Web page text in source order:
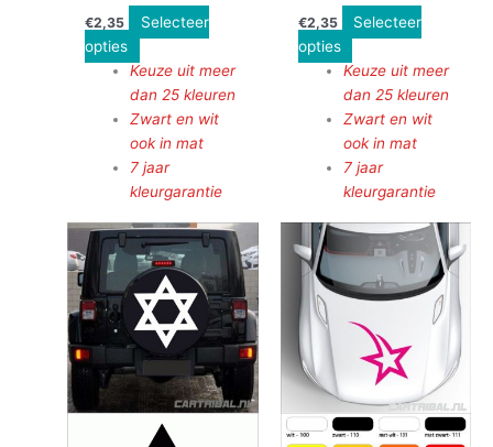
€2,35
Selecteer
opties
Keuze uit meer
dan 25 kleuren
Zwart en wit
ook in mat
7 jaar
kleurgarantie
€2,35
Selecteer
opties
Keuze uit meer
dan 25 kleuren
Zwart en wit
ook in mat
7 jaar
kleurgarantie